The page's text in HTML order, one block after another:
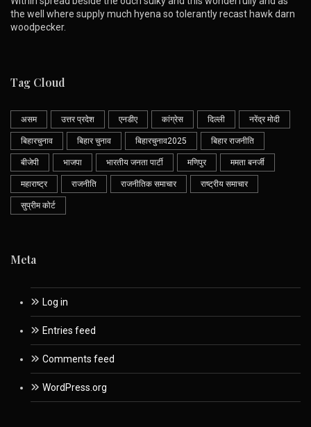
the well where supply much hyena so tolerantly recast hawk darn
woodpecker.
Tag Cloud
असम उत्तर प्रदेश एनडीए कांग्रेस दिल्ली नरेंद्र मोदी
बिहारचुनाव बिहार चुनाव बिहारचुनाव2025 बिहार राजनीति
बीजेपी भाजपा भारतीय जनता पार्टी मणिपुर ममता बनर्जी
महाराष्ट्र राजनीति राजनीतिक समाचार राष्ट्रीय समाचार
सुप्रीम कोर्ट
Meta
Log in
Entries feed
Comments feed
WordPress.org